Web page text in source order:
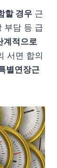
할 경우 근
부담 등 급
계적으로
서면 합의
별연장근